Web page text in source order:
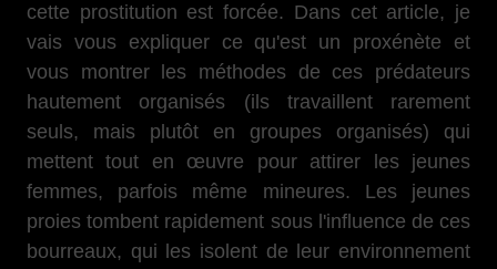
cette prostitution est forcée. Dans cet article, je
vais vous expliquer ce qu'est un proxénète et
vous montrer les méthodes de ces prédateurs
hautement organisés (ils travaillent rarement
seuls, mais plutôt en groupes organisés) qui
mettent tout en œuvre pour attirer les jeunes
femmes, parfois même mineures. Les jeunes
proies tombent rapidement sous l'influence de ces
bourreaux, qui les isolent de leur environnement